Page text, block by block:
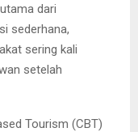
dari
sederhana,
sering kali
setelah
Tourism (CBT)